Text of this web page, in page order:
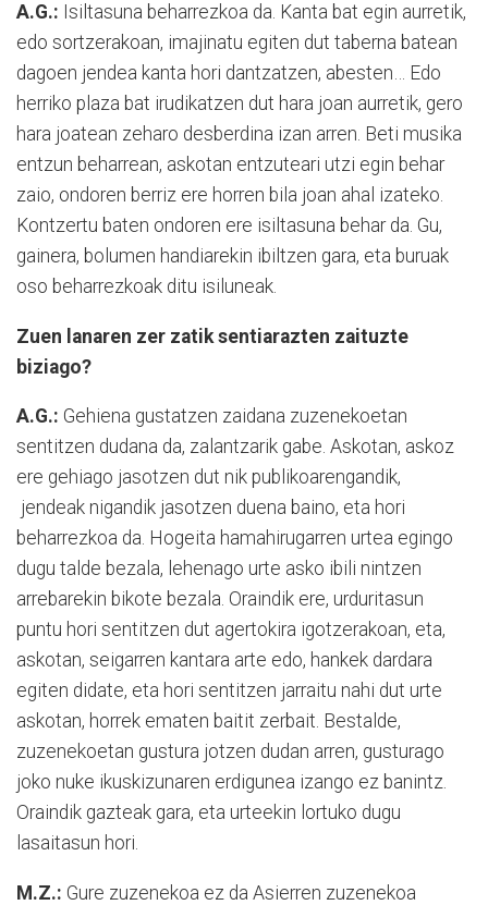
A.G.: Isiltasuna beharrezkoa da. Kanta bat egin aurretik,
edo sortzerakoan, imajinatu egiten dut taberna batean
dagoen jendea kanta hori dantzatzen, abesten… Edo
herriko plaza bat irudikatzen dut hara joan aurretik, gero
hara joatean zeharo desberdina izan arren. Beti musika
entzun beharrean, askotan entzuteari utzi egin behar
zaio, ondoren berriz ere horren bila joan ahal izateko.
Kontzertu baten ondoren ere isiltasuna behar da. Gu,
gainera, bolumen handiarekin ibiltzen gara, eta buruak
oso beharrezkoak ditu isiluneak.
Zuen lanaren zer zatik sentiarazten zaituzte
biziago?
A.G.: Gehiena gustatzen zaidana zuzenekoetan
sentitzen dudana da, zalantzarik gabe. Askotan, askoz
ere gehiago jasotzen dut nik publikoarengandik,
jendeak nigandik jasotzen duena baino, eta hori
beharrezkoa da. Hogeita hamahirugarren urtea egingo
dugu talde bezala, lehenago urte asko ibili nintzen
arrebarekin bikote bezala. Oraindik ere, urduritasun
puntu hori sentitzen dut agertokira igotzerakoan, eta,
askotan, seigarren kantara arte edo, hankek dardara
egiten didate, eta hori sentitzen jarraitu nahi dut urte
askotan, horrek ematen baitit zerbait. Bestalde,
zuzenekoetan gustura jotzen dudan arren, gusturago
joko nuke ikuskizunaren erdigunea izango ez banintz.
Oraindik gazteak gara, eta urteekin lortuko dugu
lasaitasun hori.
M.Z.: Gure zuzenekoa ez da Asierren zuzenekoa